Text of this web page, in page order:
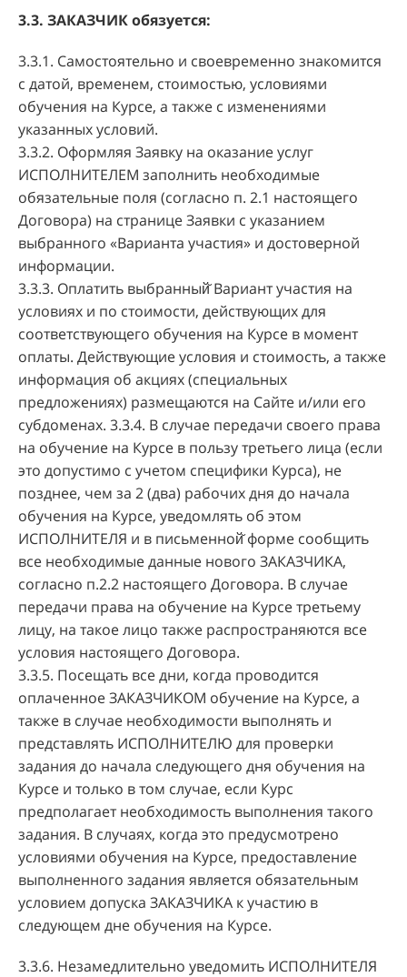
3.3. ЗАКАЗЧИК обязуется:
3.3.1. Самостоятельно и своевременно знакомится
с датой, временем, стоимостью, условиями
обучения на Курсе, а также с изменениями
указанных условий.
3.3.2. Оформляя Заявку на оказание услуг
ИСПОЛНИТЕЛЕМ заполнить необходимые
обязательные поля (согласно п. 2.1 настоящего
Договора) на странице Заявки с указанием
выбранного «Варианта участия» и достоверной
информации.
3.3.3. Оплатить выбранный̆ Вариант участия на
условиях и по стоимости, действующих для
соответствующего обучения на Курсе в момент
оплаты. Действующие условия и стоимость, а также
информация об акциях (специальных
предложениях) размещаются на Сайте и/или его
субдоменах. 3.3.4. В случае передачи своего права
на обучение на Курсе в пользу третьего лица (если
это допустимо с учетом специфики Курса), не
позднее, чем за 2 (два) рабочих дня до начала
обучения на Курсе, уведомлять об этом
ИСПОЛНИТЕЛЯ и в письменной̆ форме сообщить
все необходимые данные нового ЗАКАЗЧИКА,
согласно п.2.2 настоящего Договора. В случае
передачи права на обучение на Курсе третьему
лицу, на такое лицо также распространяются все
условия настоящего Договора.
3.3.5. Посещать все дни, когда проводится
оплаченное ЗАКАЗЧИКОМ обучение на Курсе, а
также в случае необходимости выполнять и
представлять ИСПОЛНИТЕЛЮ для проверки
задания до начала следующего дня обучения на
Курсе и только в том случае, если Курс
предполагает необходимость выполнения такого
задания. В случаях, когда это предусмотрено
условиями обучения на Курсе, предоставление
выполненного задания является обязательным
условием допуска ЗАКАЗЧИКА к участию в
следующем дне обучения на Курсе.
3.3.6. Незамедлительно уведомить ИСПОЛНИТЕЛЯ